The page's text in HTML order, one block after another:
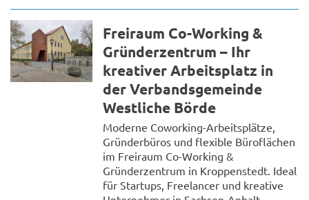
Freiraum Co-Working &
Gründerzentrum – Ihr
kreativer Arbeitsplatz in
der Verbandsgemeinde
Westliche Börde
Moderne Coworking-Arbeitsplätze,
Gründerbüros und flexible Büroflächen
im Freiraum Co-Working &
Gründerzentrum in Kroppenstedt. Ideal
für Startups, Freelancer und kreative